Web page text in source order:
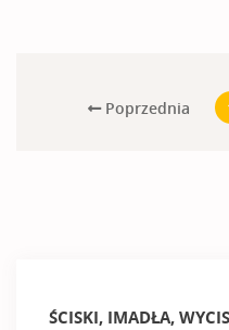
ŚCISKI, IMADŁA,
Poprzednia